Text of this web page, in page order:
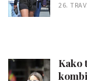
26.
Kako